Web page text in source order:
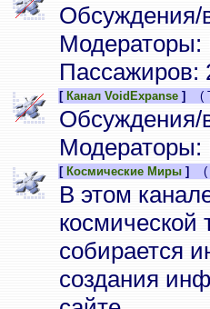
Обсуждения/
Модераторы:
Пассажиров:
[ Канал VoidExpanse ] (
Обсуждения/
Модераторы:
[ Космические Миры ] (
В этом
космической
собирается
создания